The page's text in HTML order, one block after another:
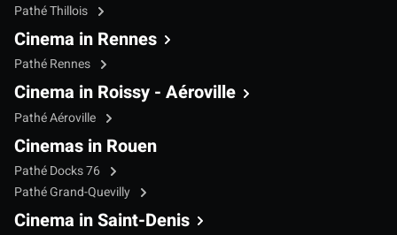
Pathé Thillois
Cinema in Rennes
Pathé Rennes
Cinema in Roissy - Aéroville
Pathé Aéroville
Cinemas in Rouen
Pathé Docks 76
Pathé Grand-Quevilly
Cinema in Saint-Denis